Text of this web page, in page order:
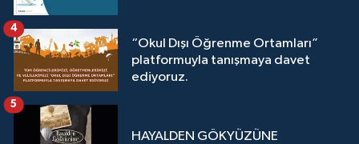
“Okul Dışı Öğrenme Ortamları”
platformuyla tanışmaya davet
ediyoruz.
4
HAYALDEN GÖKYÜZÜNE
5